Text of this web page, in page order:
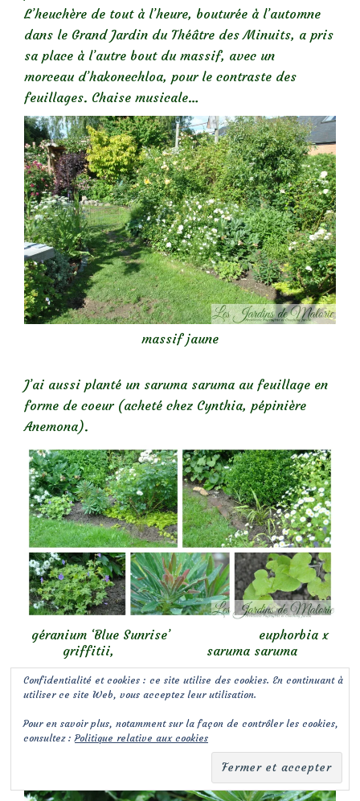
L’heuchère de tout à l’heure, bouturée à l’automne
dans le Grand Jardin du Théâtre des Minuits, a pris
sa place à l’autre bout du massif, avec un
morceau d’hakonechloa, pour le contraste des
feuillages. Chaise musicale…
massif jaune
J’ai aussi planté un saruma saruma au feuillage en
forme de coeur (acheté chez Cynthia, pépinière
Anemona).
géranium ‘Blue Sunrise’ euphorbia x
griffitii, saruma saruma
Confidentialité et cookies : ce site utilise des cookies. En continuant à
utiliser ce site Web, vous acceptez leur utilisation.
Pour en savoir plus, notamment sur la façon de contrôler les cookies,
consultez :Politique relative aux cookies